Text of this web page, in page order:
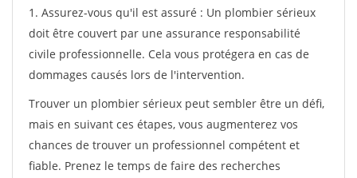
1. Assurez-vous qu'il est assuré : Un plombier sérieux
doit être couvert par une assurance responsabilité
civile professionnelle. Cela vous protégera en cas de
dommages causés lors de l'intervention.
Trouver un plombier sérieux peut sembler être un défi,
mais en suivant ces étapes, vous augmenterez vos
chances de trouver un professionnel compétent et
fiable. Prenez le temps de faire des recherches